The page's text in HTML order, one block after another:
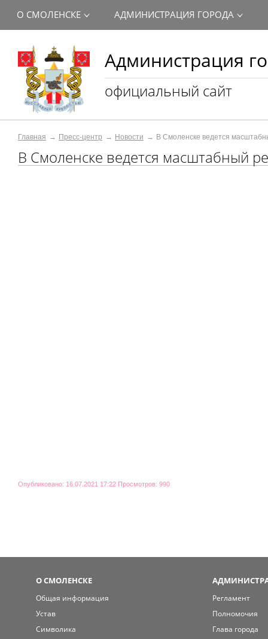
Администрация
официальный сайт
О СМОЛЕНСКЕ АДМИНИСТРАЦИЯ ГОРОДА
Главная Пресс-центр Новости В Смоленске ведется
В Смоленске ведется масштабный
Опубликовано: 16.07.2021 17:22 Просмотров: 990
О СМОЛЕНСКЕ
Общая информация
Устав
Символика
Регламент
Полномочия
Глава города